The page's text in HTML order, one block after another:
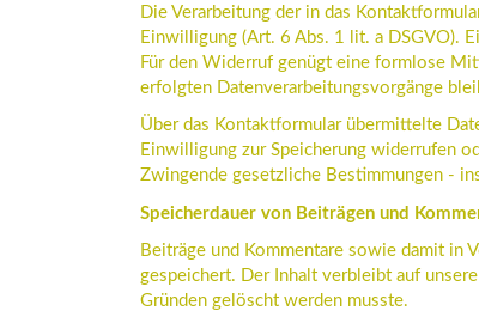
Die Verarbeitung der in das
Einwilligung (Art. 6 Abs. 1 lit. a DSGVO).
Für den Widerruf genügt eine formlose
erfolgten Datenverarbeitungsvorgänge
Über das Kontaktformular übermittelte
Einwilligung zur Speicherung widerrufen
Zwingende gesetzliche Bestimmungen -
Speicherdauer von Beiträgen und
Beiträge und Kommentare sowie damit in
gespeichert. Der Inhalt verbleibt auf
Gründen gelöscht werden musste.